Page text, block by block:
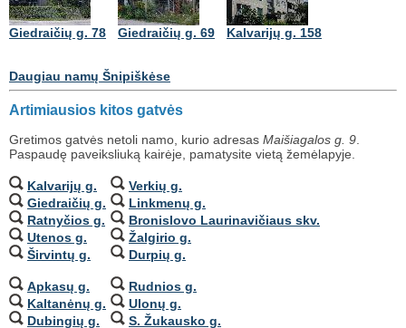
Giedraičių g. 78 Giedraičių g. 69 Kalvarijų g. 158
Daugiau namų Šnipiškėse
Artimiausios kitos gatvės
Gretimos gatvės netoli namo, kurio adresas Maišiagalos g. 9.
Paspaudę paveiksliuką kairėje, pamatysite vietą žemėlapyje.
Kalvarijų g.
Giedraičių g.
Ratnyčios g.
Utenos g.
Širvintų g.
Apkasų g.
Kaltanėnų g.
Dubingių g.
Verkių g.
Linkmenų g.
Bronislovo Laurinavičiaus skv.
Žalgirio g.
Durpių g.
Rudnios g.
Ulonų g.
S. Žukausko g.